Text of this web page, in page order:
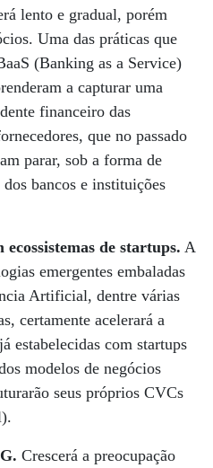
lento e gradual, porém
Uma das práticas que
(Banking as a Service)
a capturar uma
financeiro das
que no passado
parar, sob a forma de
bancos e instituições
de startups. A
emergentes embaladas
Artificial, dentre várias
certamente acelerará a
estabelecidas com startups
modelos de negócios
seus próprios CVCs
Crescerá a preocupação